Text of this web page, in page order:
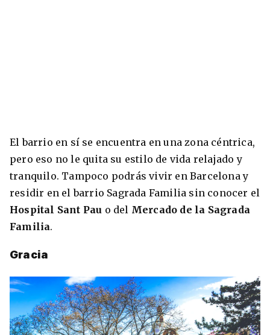
El barrio en sí se encuentra en una zona céntrica,
pero eso no le quita su estilo de vida relajado y
tranquilo. Tampoco podrás vivir en Barcelona y
residir en el barrio Sagrada Familia sin conocer el
Hospital Sant Pau o del Mercado de la Sagrada
Familia.
Gracia